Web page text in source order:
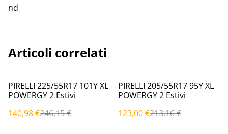
nd
Articoli correlati
%
PIRELLI 225/55R17 101Y XL
POWERGY 2 Estivi
140,98 €246,15 €
%
PIRELLI 205/55R17 95Y XL
POWERGY 2 Estivi
123,00 €213,16 €